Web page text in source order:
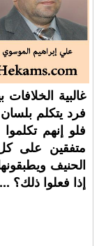
غالبية
فرد يتكلم
فلو إنهم
متفقين على كل
الحنيف
إذا فعلوا ذلك؟